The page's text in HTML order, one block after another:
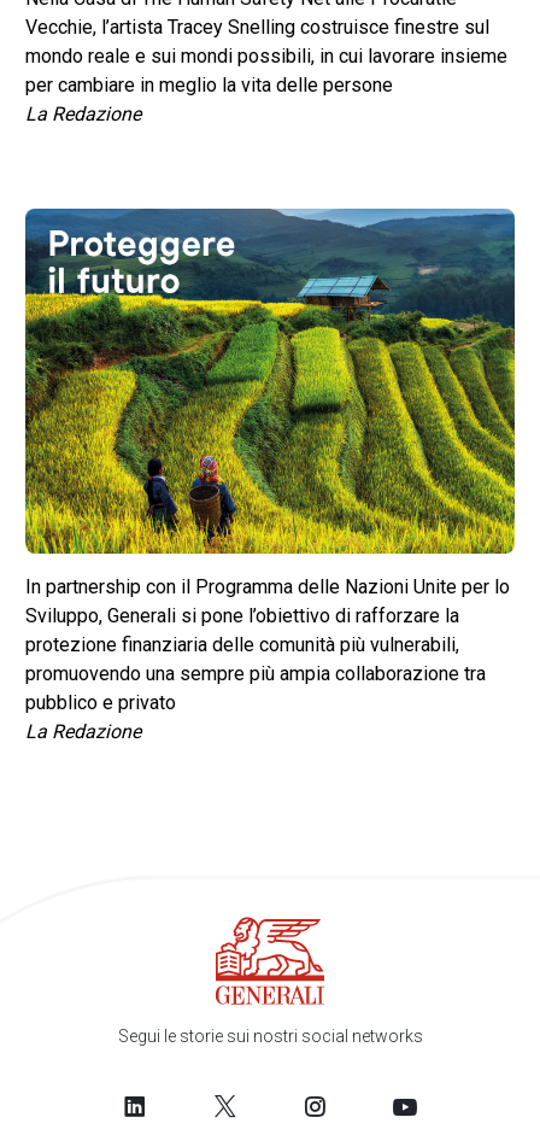
Vecchie, l’artista Tracey Snelling costruisce finestre sul
mondo reale e sui mondi possibili, in cui lavorare insieme
per cambiare in meglio la vita delle persone
La Redazione
In partnership con il Programma delle Nazioni Unite per lo
Sviluppo, Generali si pone l’obiettivo di rafforzare la
protezione finanziaria delle comunità più vulnerabili,
promuovendo una sempre più ampia collaborazione tra
pubblico e privato
La Redazione
Segui le storie sui nostri social networks